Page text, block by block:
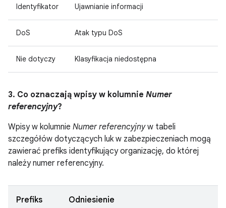
Identyfikator Ujawnianie informacji
DoS Atak typu DoS
Nie dotyczy Klasyfikacja niedostępna
3. Co oznaczają wpisy w kolumnie Numer
referencyjny?
Wpisy w kolumnie Numer referencyjnyw tabeli
szczegółów dotyczących luk w zabezpieczeniach mogą
zawierać prefiks identyfikujący organizację, do której
należy numer referencyjny.
Prefiks Odniesienie